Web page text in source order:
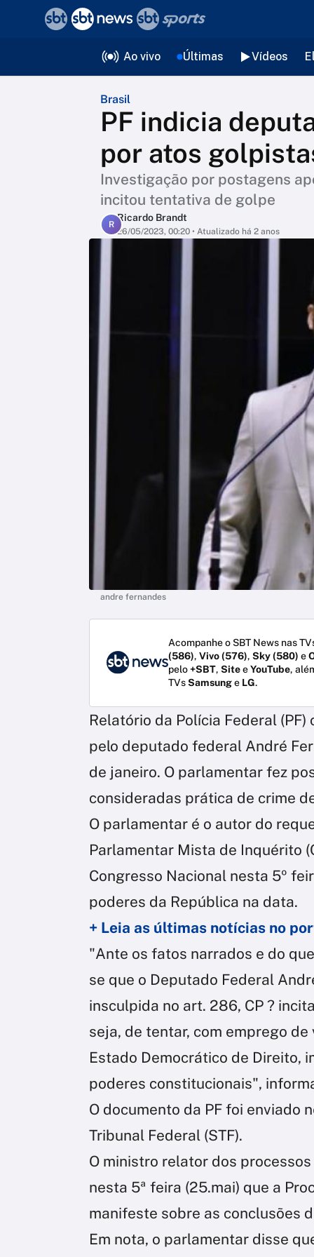
Ao vivo Últimas Vídeos
Brasil
PF indicia
por atos
Investigação por postagens
incitou tentativa de golpe
R
Ricardo Brandt
26/05/2023, 00:20 • Atualizado há 2 anos
andre fernandes
Acompanhe o SBT News nas
(586), Vivo (576), Sky (580) e
pelo+SBT, SiteeYouTube,
TVsSamsunge LG.
Relatório da Polícia Federal
pelo deputado federal André
de janeiro. O parlamentar fez
consideradas prática de crime
O parlamentar é o autor do
Parlamentar Mista de Inquérito
Congresso Nacional nesta 5º
poderes da República na data.
+ Leia as últimas notícias no
"Ante os fatos narrados e do
se que o Deputado Federal
insculpida no art. 286, CP ?
seja, de tentar, com emprego
Estado Democrático de Direito,
poderes constitucionais",
O documento da PF foi enviado
Tribunal Federal (STF).
O ministro relator dos
nesta 5ª feira (25.mai) que a
manifeste sobre as conclusões
Em nota, o parlamentar disse
voltar
Editorias